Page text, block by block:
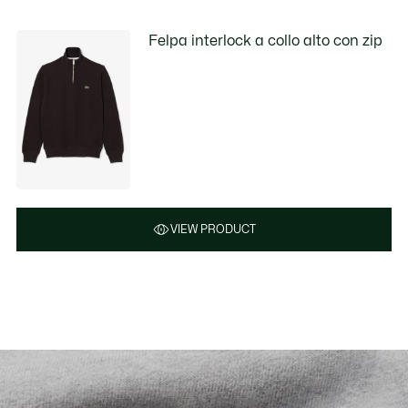
Felpa interlock a collo alto con zip
VIEW PRODUCT